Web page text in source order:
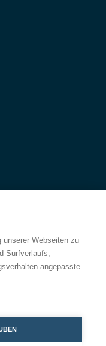
Webseiten zu
Surfverlaufs,
angepasste